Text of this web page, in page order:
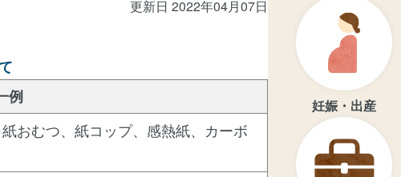
更新日 2022年04月07日
例
おむつ、紙コップ、感熱紙、カーボ
妊娠・出産